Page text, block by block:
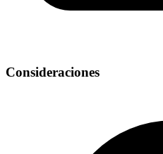
Consideraciones